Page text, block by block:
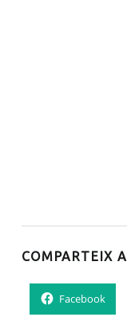
COMPARTEIX
Facebook